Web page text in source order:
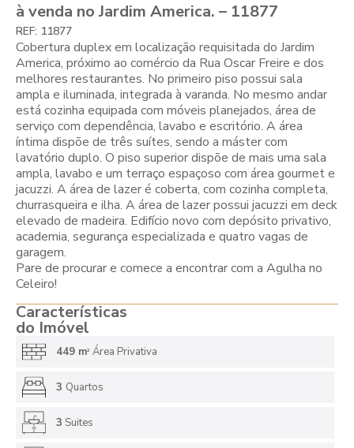
à venda no Jardim America. – 11877
REF: 11877
Cobertura duplex em localização requisitada do Jardim
America, próximo ao comércio da Rua Oscar Freire e dos
melhores restaurantes. No primeiro piso possui sala
ampla e iluminada, integrada à varanda. No mesmo andar
está cozinha equipada com móveis planejados, área de
serviço com dependência, lavabo e escritório. A área
íntima dispõe de três suítes, sendo a máster com
lavatório duplo. O piso superior dispõe de mais uma sala
ampla, lavabo e um terraço espaçoso com área gourmet e
jacuzzi. A área de lazer é coberta, com cozinha completa,
churrasqueira e ilha. A área de lazer possui jacuzzi em deck
elevado de madeira. Edifício novo com depósito privativo,
academia, segurança especializada e quatro vagas de
garagem.
Pare de procurar e comece a encontrar com a Agulha no
Celeiro!
Características
do Imóvel
449 m2 Área Privativa
3 Quartos
3 Suites